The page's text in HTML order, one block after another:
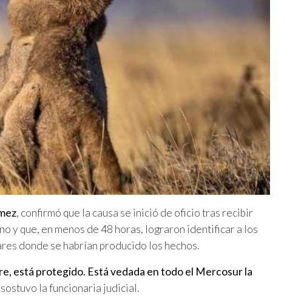
, confirmó que la causa se inició de oficio tras recibir
y que, en menos de 48 horas, lograron identificar a los
donde se habrían producido los hechos.
está protegido. Está vedada en todo el Mercosur la
sostuvo la funcionaria judicial.